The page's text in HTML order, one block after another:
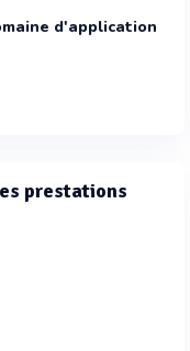
d'application
prestations